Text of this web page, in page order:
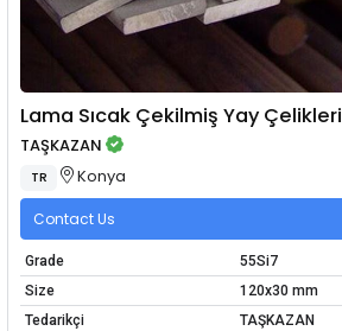
Lama Sıcak Çekilmiş Yay Çelikleri
TAŞKAZAN
TR Konya
Contact Us
Grade
55Si7
Size
120x30 mm
Tedarikçi
TAŞKAZAN